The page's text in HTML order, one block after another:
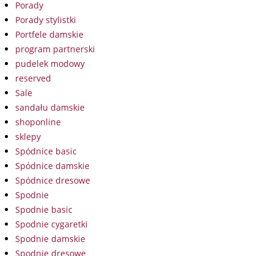
Porady
Porady stylistki
Portfele damskie
program partnerski
pudelek modowy
reserved
Sale
sandału damskie
shoponline
sklepy
Spódnice basic
Spódnice damskie
Spódnice dresowe
Spodnie
Spodnie basic
Spodnie cygaretki
Spodnie damskie
Spodnie dresowe